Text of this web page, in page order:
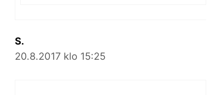
S.
20.8.2017 klo 15:25